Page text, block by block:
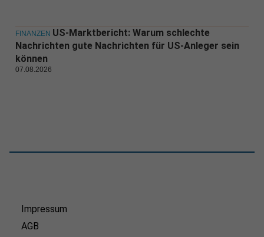
FINANZEN US-Marktbericht: Warum schlechte
Nachrichten gute Nachrichten für US-Anleger sein
können
07.08.2026
Impressum
AGB